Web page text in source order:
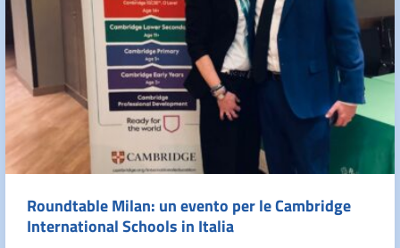
Roundtable Milan: un evento per le Cambridge
International Schools in Italia